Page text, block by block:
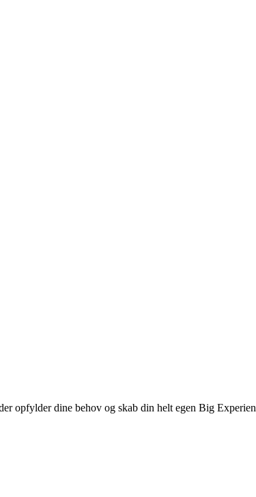
opfylder dine behov og skab din helt egen Big